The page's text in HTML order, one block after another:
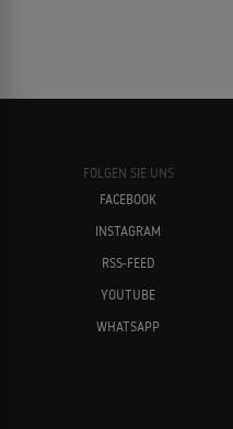
FOLGEN SIE UNS
FACEBOOK
INSTAGRAM
RSS-FEED
YOUTUBE
WHATSAPP